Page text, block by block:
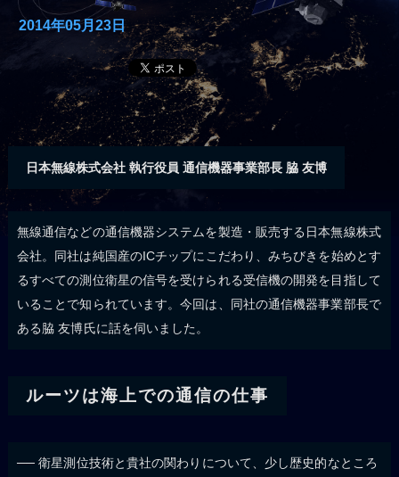
2014年05月23日
日本無線株式会社 執行役員 通信機器事業部長 脇 友博
無線通信などの通信機器システムを製造・販売する日本無線株式
会社。同社は純国産のICチップにこだわり、みちびきを始めとす
るすべての測位衛星の信号を受けられる受信機の開発を目指して
いることで知られています。今回は、同社の通信機器事業部長で
ある脇 友博氏に話を伺いました。
ルーツは海上での通信の仕事
── 衛星測位技術と貴社の関わりについて、少し歴史的なところ